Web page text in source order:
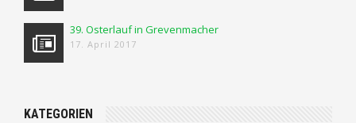
39. Osterlauf in Grevenmacher
17. April 2017
KATEGORIEN